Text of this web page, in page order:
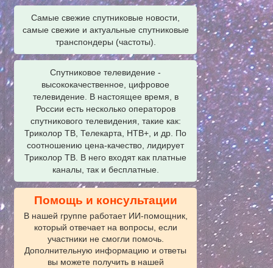
Самые свежие спутниковые новости,
самые свежие и актуальные спутниковые
транспондеры (частоты).
Спутниковое телевидение -
высококачественное, цифровое
телевидение. В настоящее время, в
России есть несколько операторов
спутникового телевидения, такие как:
Триколор ТВ, Телекарта, НТВ+, и др. По
соотношению цена-качество, лидирует
Триколор ТВ. В него входят как платные
каналы, так и бесплатные.
Помощь и консультации
В нашей группе работает ИИ‑помощник,
который отвечает на вопросы, если
участники не смогли помочь.
Дополнительную информацию и ответы
вы можете получить в нашей